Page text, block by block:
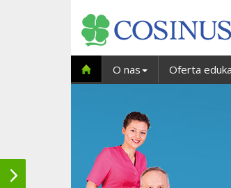
O nas Oferta